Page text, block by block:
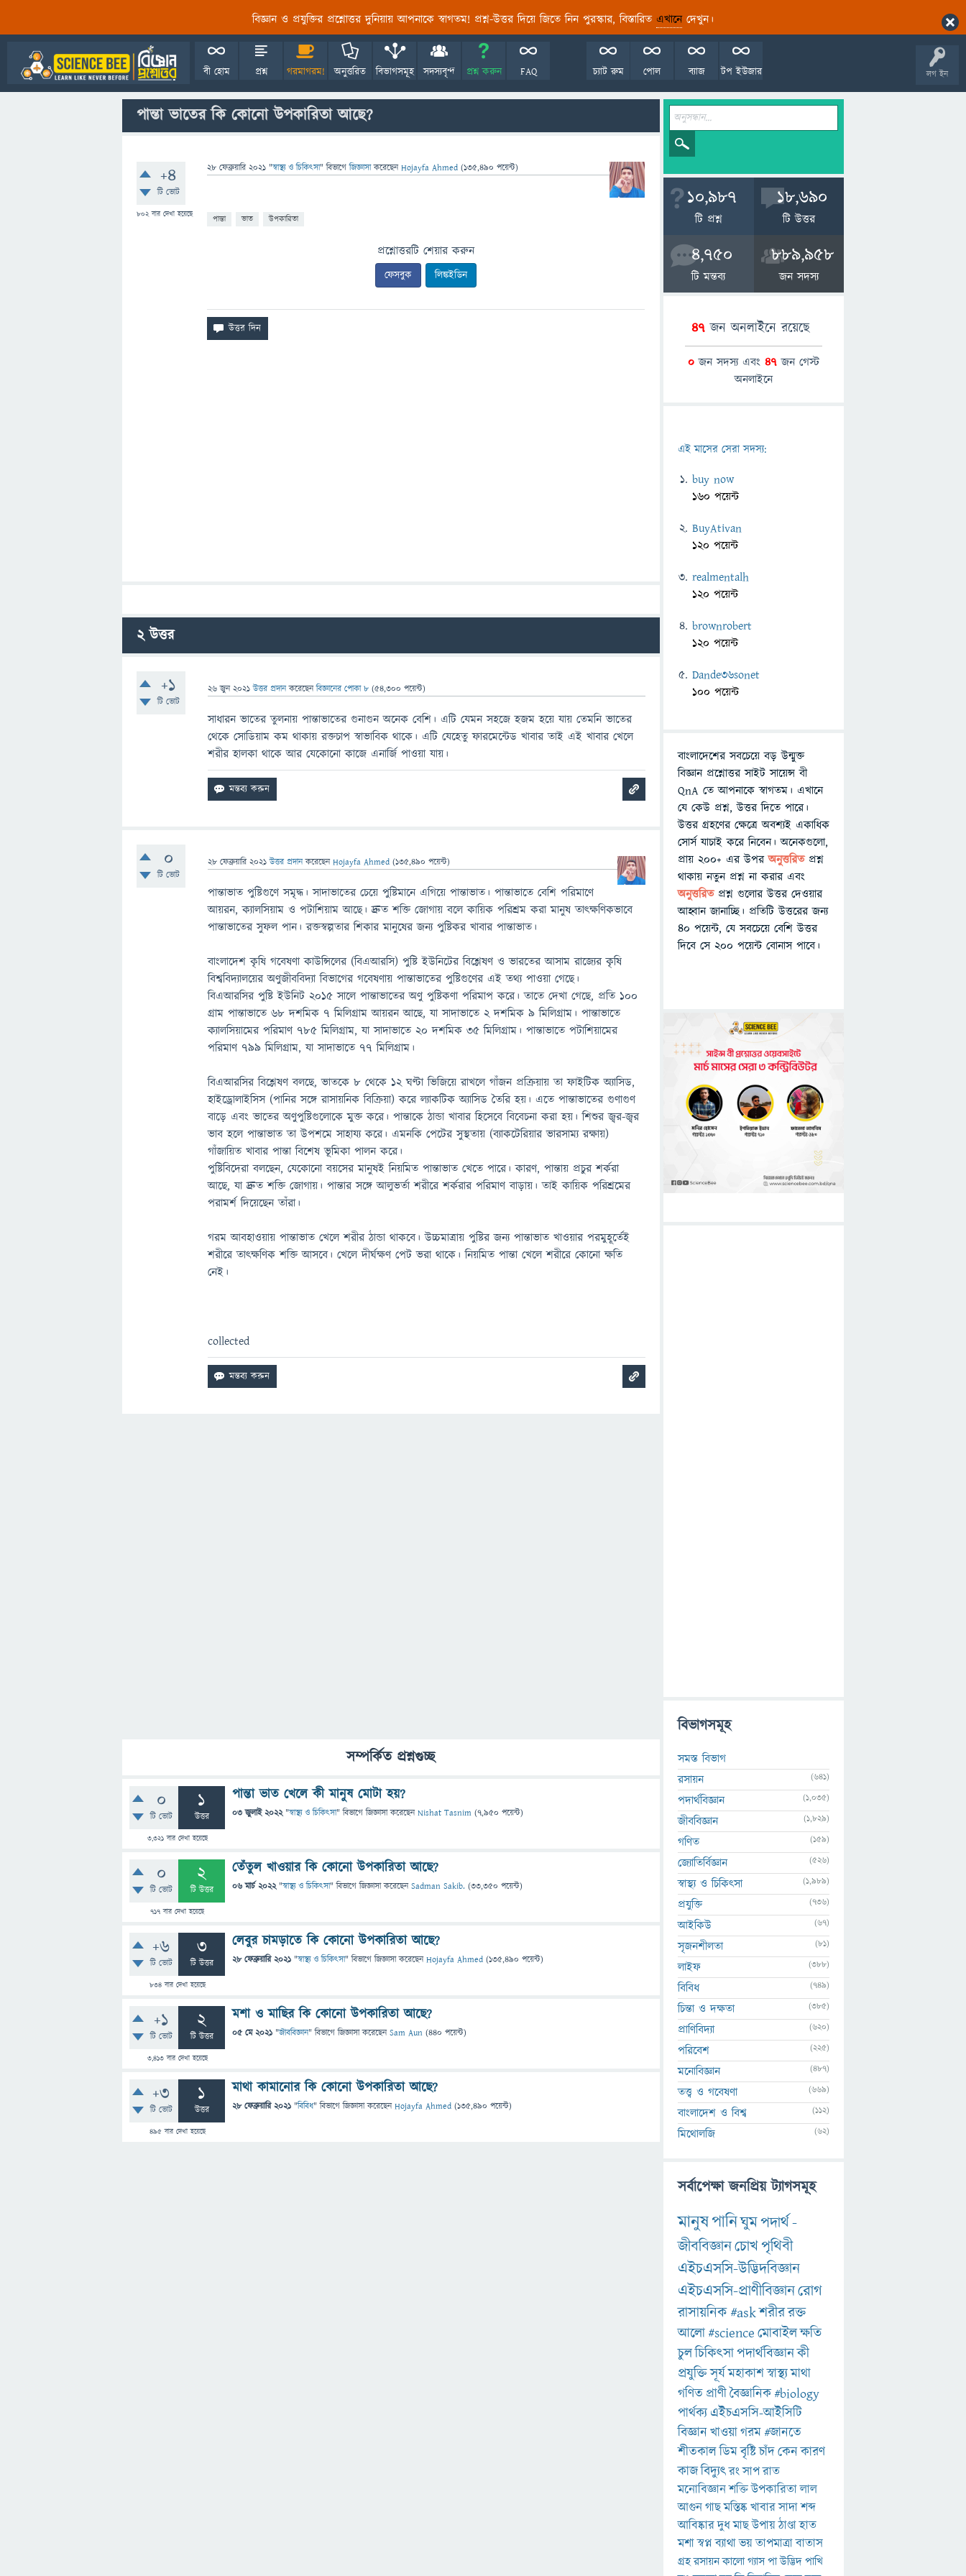
বিজ্ঞান ও প্রযুক্তির প্রশ্নোত্তর দুনিয়ায় আপনাকে স্বাগতম! প্রশ্ন-উত্তর দিয়ে জিতে নিন পুরস্কার, বিস্তারিত এখানেদেখুন।
লগ ইন
বী হোম প্রশ্ন গরমাগরম! অনুত্তরিত বিভাগসমূহ সদস্যবৃন্দ প্রশ্ন করুন FAQ টপ ইউজার
ব্যাজ
পোল
চ্যাট রুম
পান্তা ভাতের কি কোনো উপকারিতা আছে?
+4
টি ভোট
802বার দেখা হয়েছে
28 ফেব্রুয়ারি 2021 "স্বাস্থ্য ও চিকিৎসা" বিভাগে জিজ্ঞাসাকরেছেনHojayfa Ahmed (135,490 পয়েন্ট)
পান্তা ভাত উপকারিতা
প্রশ্নোত্তরটি শেয়ার করুন
ফেসবুক লিঙ্কইডিন
2উত্তর
+1
টি ভোট
26 জুন 2021 উত্তর প্রদান করেছেনবিজ্ঞানের পোকা ৮ (54,300 পয়েন্ট)
সাধারন ভাতের তুলনায় পান্তাভাতের গুনাগুন অনেক বেশি। এটি যেমন সহজে হজম হয়ে যায় তেমনি ভাতের
থেকে সোডিয়াম কম থাকায় রক্তচাপ স্বাভাবিক থাকে। এটি যেহেতু ফারমেন্টেড খাবার তাই এই খাবার খেলে
শরীর হালকা থাকে আর যেকোনো কাজে এনার্জি পাওয়া যায়।
0
টি ভোট
28 ফেব্রুয়ারি 2021 উত্তর প্রদান করেছেনHojayfa Ahmed (135,490 পয়েন্ট)
পান্তাভাত পুষ্টিগুণে সমৃদ্ধ। সাদাভাতের চেয়ে পুষ্টিমানে এগিয়ে পান্তাভাত। পান্তাভাতে বেশি পরিমাণে
আয়রন, ক্যালসিয়াম ও পটাশিয়াম আছে। দ্রুত শক্তি জোগায় বলে কায়িক পরিশ্রম করা মানুষ তাৎক্ষণিকভাবে
পান্তাভাতের সুফল পান। রক্তস্বল্পতার শিকার মানুষের জন্য পুষ্টিকর খাবার পান্তাভাত।
বাংলাদেশ কৃষি গবেষণা কাউন্সিলের (বিএআরসি) পুষ্টি ইউনিটের বিশ্লেষণ ও ভারতের আসাম রাজ্যের কৃষি
বিশ্ববিদ্যালয়ের অণুজীববিদ্যা বিভাগের গবেষণায় পান্তাভাতের পুষ্টিগুণের এই তথ্য পাওয়া গেছে।
বিএআরসির পুষ্টি ইউনিট ২০১৫ সালে পান্তাভাতের অণু পুষ্টিকণা পরিমাপ করে। তাতে দেখা গেছে, প্রতি ১০০
গ্রাম পান্তাভাতে ৬৮ দশমিক ৭ মিলিগ্রাম আয়রন আছে, যা সাদাভাতে ২ দশমিক ৯ মিলিগ্রাম। পান্তাভাতে
ক্যালসিয়ামের পরিমাণ ৭৮৫ মিলিগ্রাম, যা সাদাভাতে ২০ দশমিক ৩৫ মিলিগ্রাম। পান্তাভাতে পটাশিয়ামের
পরিমাণ ৭৯৯ মিলিগ্রাম, যা সাদাভাতে ৭৭ মিলিগ্রাম।
বিএআরসির বিশ্লেষণ বলছে, ভাতকে ৮ থেকে ১২ ঘণ্টা ভিজিয়ে রাখলে গাঁজন প্রক্রিয়ায় তা ফাইটিক অ্যাসিড,
হাইড্রোলাইসিস (পানির সঙ্গে রাসায়নিক বিক্রিয়া) করে ল্যাকটিক অ্যাসিড তৈরি হয়। এতে পান্তাভাতের গুণাগুণ
বাড়ে এবং ভাতের অণুপুষ্টিগুলোকে মুক্ত করে। পান্তাকে ঠান্ডা খাবার হিসেবে বিবেচনা করা হয়। শিশুর জ্বর-জ্বর
ভাব হলে পান্তাভাত তা উপশমে সাহায্য করে। এমনকি পেটের সুস্থতায় (ব্যাকটেরিয়ার ভারসাম্য রক্ষায়)
গাঁজায়িত খাবার পান্তা বিশেষ ভূমিকা পালন করে।
পুষ্টিবিদেরা বলছেন, যেকোনো বয়সের মানুষই নিয়মিত পান্তাভাত খেতে পারে। কারণ, পান্তায় প্রচুর শর্করা
আছে, যা দ্রুত শক্তি জোগায়। পান্তার সঙ্গে আলুভর্তা শরীরে শর্করার পরিমাণ বাড়ায়। তাই কায়িক পরিশ্রমের
পরামর্শ দিয়েছেন তাঁরা।
গরম আবহাওয়ায় পান্তাভাত খেলে শরীর ঠান্ডা থাকবে। উচ্চমাত্রায় পুষ্টির জন্য পান্তাভাত খাওয়ার পরমুহূর্তেই
শরীরে তাৎক্ষণিক শক্তি আসবে। খেলে দীর্ঘক্ষণ পেট ভরা থাকে। নিয়মিত পান্তা খেলে শরীরে কোনো ক্ষতি
নেই।
collected
সম্পর্কিত প্রশ্নগুচ্ছ
0
টি ভোট
1
উত্তর
3,321বার দেখা হয়েছে
পান্তা ভাত খেলে কী মানুষ মোটা হয়?
03 জুলাই 2022 "স্বাস্থ্য ও চিকিৎসা" বিভাগে জিজ্ঞাসাকরেছেনNishat Tasnim (7,950 পয়েন্ট)
0
টি ভোট
2
টি উত্তর
717 বার দেখা হয়েছে
তেঁতুল খাওয়ার কি কোনো উপকারিতা আছে?
06 মার্চ 2022 "স্বাস্থ্য ও চিকিৎসা" বিভাগে জিজ্ঞাসাকরেছেনSadman Sakib. (33,350 পয়েন্ট)
+6
টি ভোট
3
টি উত্তর
834বার দেখা হয়েছে
লেবুর চামড়াতে কি কোনো উপকারিতা আছে?
28 ফেব্রুয়ারি 2021 "স্বাস্থ্য ও চিকিৎসা" বিভাগে জিজ্ঞাসাকরেছেনHojayfa Ahmed (135,490 পয়েন্ট)
+1
টি ভোট
2
টি উত্তর
3,413বার দেখা হয়েছে
মশা ও মাছির কি কোনো উপকারিতা আছে?
05 মে 2021 "জীববিজ্ঞান" বিভাগে জিজ্ঞাসাকরেছেনSam Aun (440 পয়েন্ট)
+3
টি ভোট
1
উত্তর
495বার দেখা হয়েছে
মাথা কামানোর কি কোনো উপকারিতা আছে?
28 ফেব্রুয়ারি 2021 "বিবিধ" বিভাগে জিজ্ঞাসাকরেছেনHojayfa Ahmed (135,490 পয়েন্ট)
10,987
টি প্রশ্ন
18,690
টি উত্তর
4,750
টি মন্তব্য
889,958
জন সদস্য
47 জন অনলাইনে রয়েছে
0 জন সদস্য এবং 47 জন গেস্ট
অনলাইনে
এই মাসের সেরা সদস্য:
buy now
160 পয়েন্ট
BuyAtivan
120 পয়েন্ট
realmentalh
120 পয়েন্ট
brownrobert
120 পয়েন্ট
Dande36sonet
100 পয়েন্ট
বাংলাদেশের সবচেয়ে বড় উন্মুক্ত
বিজ্ঞান প্রশ্নোত্তর সাইট সায়েন্স বী
QnA তে আপনাকে স্বাগতম। এখানে
যে কেউ প্রশ্ন, উত্তর দিতে পারে।
উত্তর গ্রহণের ক্ষেত্রে অবশ্যই একাধিক
সোর্স যাচাই করে নিবেন। অনেকগুলো,
প্রায় ২০০+ এর উপরঅনুত্তরিতপ্রশ্ন
থাকায় নতুন প্রশ্ন না করার এবং
অনুত্তরিত প্রশ্ন গুলোর উত্তর দেওয়ার
আহ্বান জানাচ্ছি। প্রতিটি উত্তরের জন্য
৪০ পয়েন্ট, যে সবচেয়ে বেশি উত্তর
দিবে সে ২০০ পয়েন্ট বোনাস পাবে।
বিভাগসমূহ
সমস্ত বিভাগ
রসায়ন
(641)
পদার্থবিজ্ঞান (1,035)
জীববিজ্ঞান (1,829)
গণিত (159)
জ্যোতির্বিজ্ঞান (526)
স্বাস্থ্য ও চিকিৎসা (1,989)
প্রযুক্তি (736)
আইকিউ (67)
সৃজনশীলতা (81)
লাইফ (388)
বিবিধ (749)
চিন্তা ও দক্ষতা (385)
প্রাণিবিদ্যা (620)
পরিবেশ (225)
মনোবিজ্ঞান (487)
তত্ত্ব ও গবেষণা (669)
বাংলাদেশ ও বিশ্ব (112)
মিথোলজি (62)
সর্বাপেক্ষা জনপ্রিয় ট্যাগসমূহ
মানুষপানিঘুমপদার্থ-
জীববিজ্ঞানচোখপৃথিবী
এইচএসসি-উদ্ভিদবিজ্ঞান
এইচএসসি-প্রাণীবিজ্ঞানরোগ
রাসায়নিক#askশরীররক্ত
আলো#scienceমোবাইলক্ষতি
চুলচিকিৎসাপদার্থবিজ্ঞানকী
প্রযুক্তিসূর্যমহাকাশস্বাস্থ্যমাথা
গণিত প্রাণীবৈজ্ঞানিক#biology
পার্থক্য এইচএসসি-আইসিটি
বিজ্ঞানখাওয়াগরম#জানতে
শীতকালডিমবৃষ্টিচাঁদকেনকারণ
কাজবিদ্যুৎরংসাপরাত
মনোবিজ্ঞানশক্তিউপকারিতালাল
আগুনগাছমস্তিষ্কখাবারসাদাশব্দ
আবিষ্কারদুধমাছউপায়ঠাণ্ডাহাত
মশাস্বপ্নব্যাথাভয়তাপমাত্রাবাতাস
গ্রহরসায়নকালোগ্যাসপাউদ্ভিদপাখি